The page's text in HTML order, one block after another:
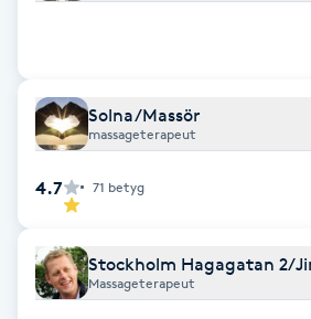
Face framing
Faceliftmassage
Fet hårbotten
Fettreducering
Solna/Massör
massageterapeut
4.7 71 betyg
Stockholm Hagagatan 2/
Massageterapeut